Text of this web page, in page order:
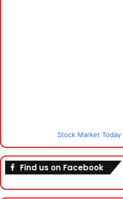
Stock Market Today
Find us on Facebook